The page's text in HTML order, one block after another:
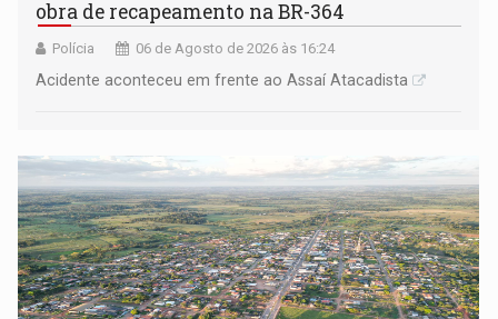
obra de recapeamento na BR-364
Polícia 06 de Agosto de 2026 às 16:24
Acidente aconteceu em frente ao Assaí Atacadista